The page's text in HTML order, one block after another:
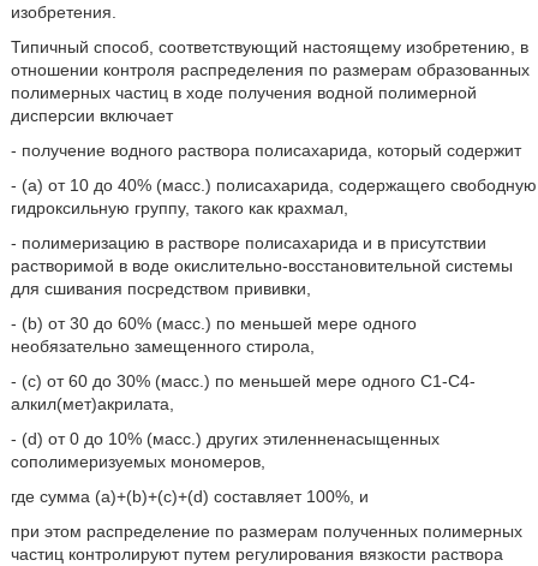
изобретения.
Типичный способ, соответствующий настоящему изобретению, в
отношении контроля распределения по размерам образованных
полимерных частиц в ходе получения водной полимерной
дисперсии включает
- получение водного раствора полисахарида, который содержит
- (a) от 10 до 40% (масс.) полисахарида, содержащего свободную
гидроксильную группу, такого как крахмал,
- полимеризацию в растворе полисахарида и в присутствии
растворимой в воде окислительно-восстановительной системы
для сшивания посредством прививки,
- (b) от 30 до 60% (масс.) по меньшей мере одного
необязательно замещенного стирола,
- (c) от 60 до 30% (масс.) по меньшей мере одного С1-С4-
алкил(мет)акрилата,
- (d) от 0 до 10% (масс.) других этиленненасыщенных
сополимеризуемых мономеров,
где сумма (a)+(b)+(c)+(d) составляет 100%, и
при этом распределение по размерам полученных полимерных
частиц контролируют путем регулирования вязкости раствора